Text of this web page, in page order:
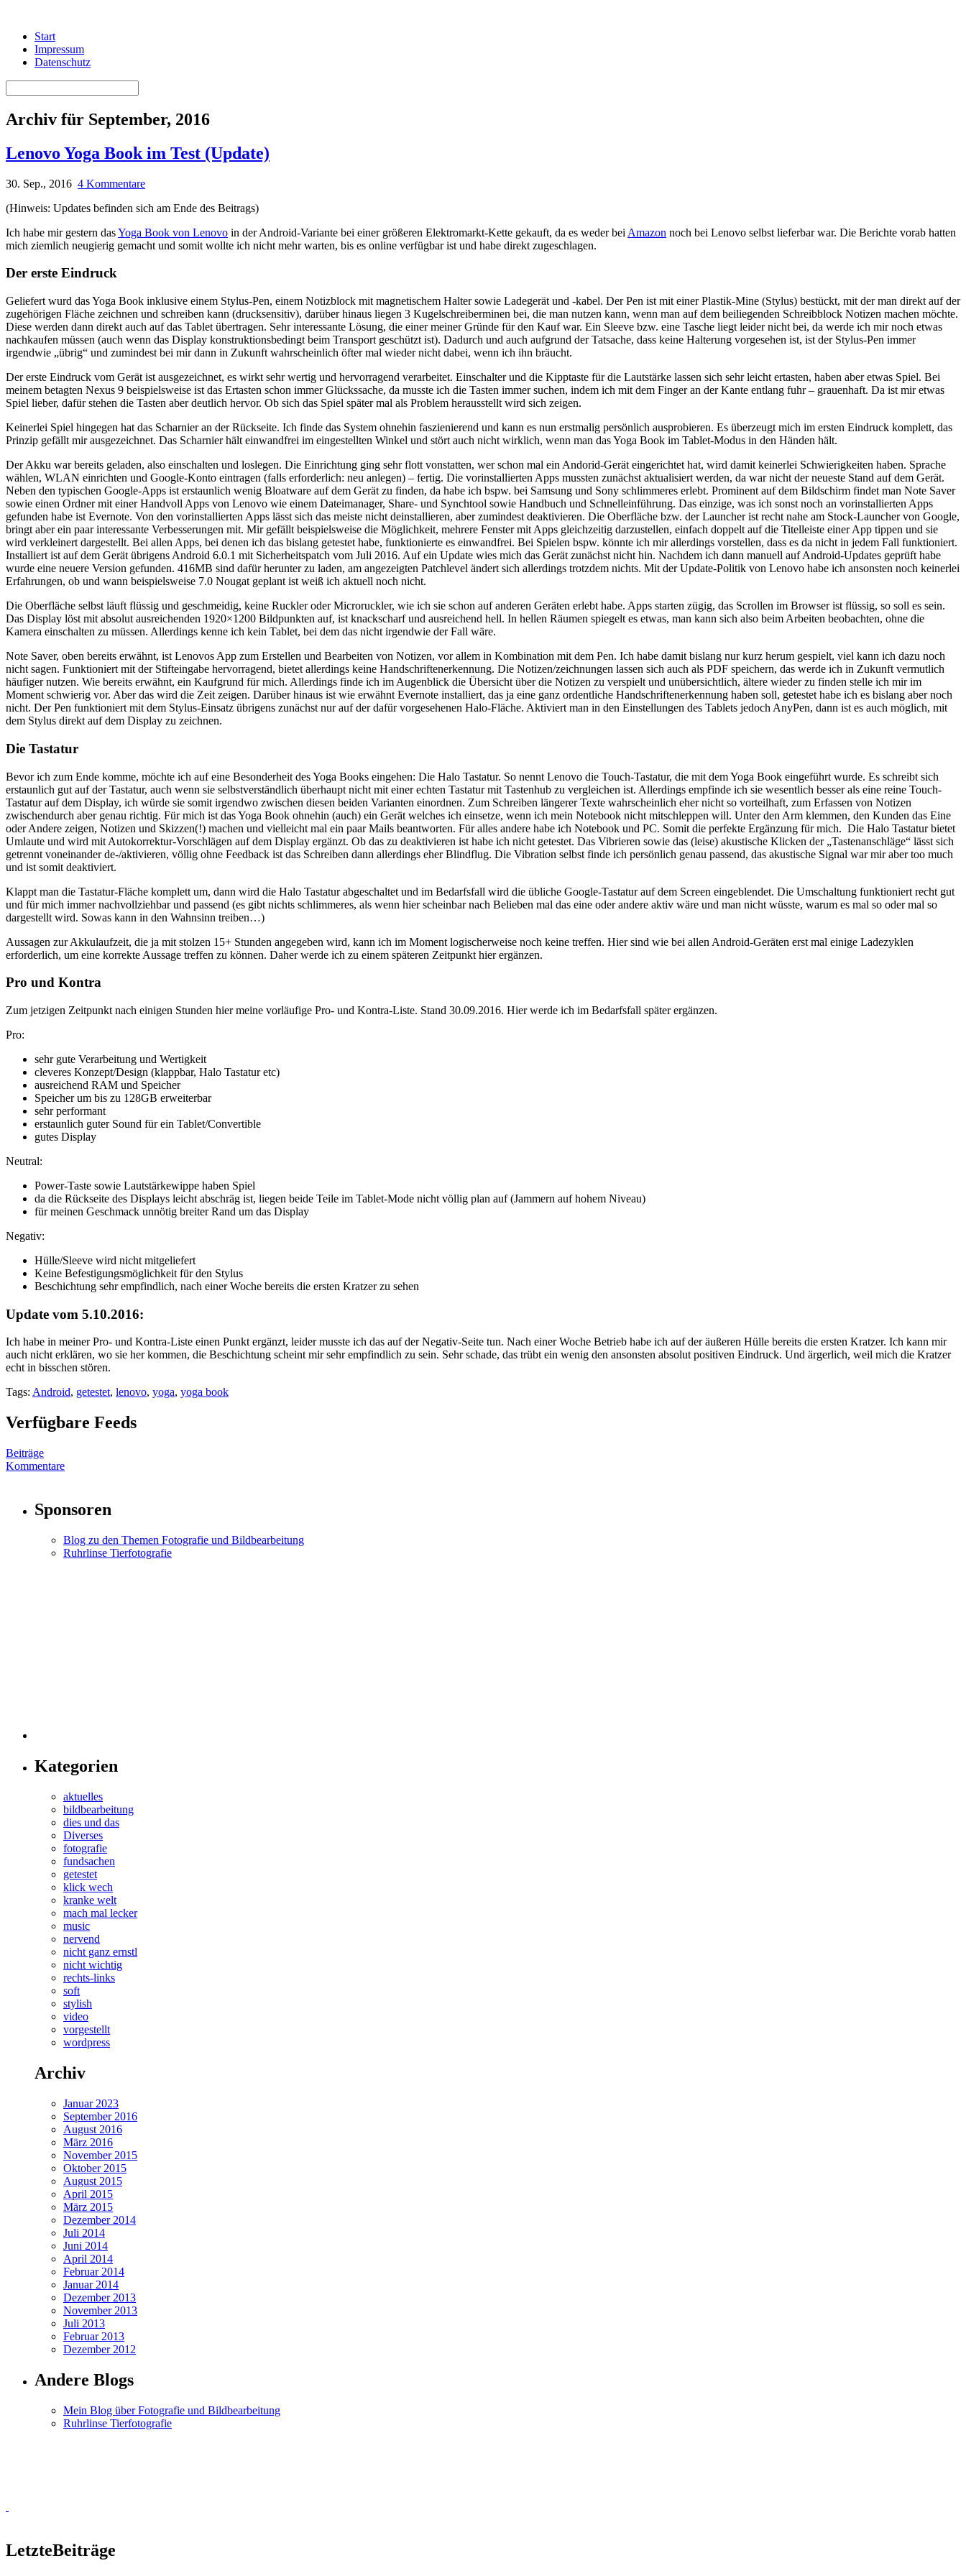
Start
Impressum
Datenschutz
Archiv für September, 2016
Lenovo Yoga Book im Test (Update)
30. Sep., 2016 4 Kommentare
(Hinweis: Updates befinden sich am Ende des Beitrags)
Ich habe mir gestern dasYoga Book von Lenovo in der Android-Variante bei einer größeren Elektromarkt-Kette gekauft, da es weder bei Amazon noch bei Lenovo selbst lieferbar war. Die Berichte vorab hatten
mich ziemlich neugierig gemacht und somit wollte ich nicht mehr warten, bis es online verfügbar ist und habe direkt zugeschlagen.
Der erste Eindruck
Geliefert wurd das Yoga Book inklusive einem Stylus-Pen, einem Notizblock mit magnetischem Halter sowie Ladegerät und -kabel. Der Pen ist mit einer Plastik-Mine (Stylus) bestückt, mit der man direkt auf der
zugehörigen Fläche zeichnen und schreiben kann (drucksensitiv), darüber hinaus liegen 3 Kugelschreiberminen bei, die man nutzen kann, wenn man auf dem beiliegenden Schreibblock Notizen machen möchte.
Diese werden dann direkt auch auf das Tablet übertragen. Sehr interessante Lösung, die einer meiner Gründe für den Kauf war. Ein Sleeve bzw. eine Tasche liegt leider nicht bei, da werde ich mir noch etwas
nachkaufen müssen (auch wenn das Display konstruktionsbedingt beim Transport geschützt ist). Dadurch und auch aufgrund der Tatsache, dass keine Halterung vorgesehen ist, ist der Stylus-Pen immer
irgendwie „übrig“ und zumindest bei mir dann in Zukunft wahrscheinlich öfter mal wieder nicht dabei, wenn ich ihn bräucht.
Der erste Eindruck vom Gerät ist ausgezeichnet, es wirkt sehr wertig und hervorragend verarbeitet. Einschalter und die Kipptaste für die Lautstärke lassen sich sehr leicht ertasten, haben aber etwas Spiel. Bei
meinem betagten Nexus 9 beispielsweise ist das Ertasten schon immer Glückssache, da musste ich die Tasten immer suchen, indem ich mit dem Finger an der Kante entlang fuhr – grauenhaft. Da ist mir etwas
Spiel lieber, dafür stehen die Tasten aber deutlich hervor. Ob sich das Spiel später mal als Problem herausstellt wird sich zeigen.
Keinerlei Spiel hingegen hat das Scharnier an der Rückseite. Ich finde das System ohnehin faszienierend und kann es nun erstmalig persönlich ausprobieren. Es überzeugt mich im ersten Eindruck komplett, das
Prinzip gefällt mir ausgezeichnet. Das Scharnier hält einwandfrei im eingestellten Winkel und stört auch nicht wirklich, wenn man das Yoga Book im Tablet-Modus in den Händen hält.
Der Akku war bereits geladen, also einschalten und loslegen. Die Einrichtung ging sehr flott vonstatten, wer schon mal ein Andorid-Gerät eingerichtet hat, wird damit keinerlei Schwierigkeiten haben. Sprache
wählen, WLAN einrichten und Google-Konto eintragen (falls erforderlich: neu anlegen) – fertig. Die vorinstallierten Apps mussten zunächst aktualisiert werden, da war nicht der neueste Stand auf dem Gerät.
Neben den typischen Google-Apps ist erstaunlich wenig Bloatware auf dem Gerät zu finden, da habe ich bspw. bei Samsung und Sony schlimmeres erlebt. Prominent auf dem Bildschirm findet man Note Saver
sowie einen Ordner mit einer Handvoll Apps von Lenovo wie einem Dateimanager, Share- und Synchtool sowie Handbuch und Schnelleinführung. Das einzige, was ich sonst noch an vorinstallierten Apps
gefunden habe ist Evernote. Von den vorinstallierten Apps lässt sich das meiste nicht deinstallieren, aber zumindest deaktivieren. Die Oberfläche bzw. der Launcher ist recht nahe am Stock-Launcher von Google,
bringt aber ein paar interessante Verbesserungen mit. Mir gefällt beispielsweise die Möglichkeit, mehrere Fenster mit Apps gleichzeitig darzustellen, einfach doppelt auf die Titelleiste einer App tippen und sie
wird verkleinert dargestellt. Bei allen Apps, bei denen ich das bislang getestet habe, funktionierte es einwandfrei. Bei Spielen bspw. könnte ich mir allerdings vorstellen, dass es da nicht in jedem Fall funktioniert.
Installiert ist auf dem Gerät übrigens Android 6.0.1 mit Sicherheitspatch vom Juli 2016. Auf ein Update wies mich das Gerät zunächst nicht hin. Nachdem ich dann manuell auf Android-Updates geprüft habe
wurde eine neuere Version gefunden. 416MB sind dafür herunter zu laden, am angezeigten Patchlevel ändert sich allerdings trotzdem nichts. Mit der Update-Politik von Lenovo habe ich ansonsten noch keinerlei
Erfahrungen, ob und wann beispielsweise 7.0 Nougat geplant ist weiß ich aktuell noch nicht.
Die Oberfläche selbst läuft flüssig und geschmeidig, keine Ruckler oder Microruckler, wie ich sie schon auf anderen Geräten erlebt habe. Apps starten zügig, das Scrollen im Browser ist flüssig, so soll es sein.
Das Display löst mit absolut ausreichenden 1920×1200 Bildpunkten auf, ist knackscharf und ausreichend hell. In hellen Räumen spiegelt es etwas, man kann sich also beim Arbeiten beobachten, ohne die
Kamera einschalten zu müssen. Allerdings kenne ich kein Tablet, bei dem das nicht irgendwie der Fall wäre.
Note Saver, oben bereits erwähnt, ist Lenovos App zum Erstellen und Bearbeiten von Notizen, vor allem in Kombination mit dem Pen. Ich habe damit bislang nur kurz herum gespielt, viel kann ich dazu noch
nicht sagen. Funktioniert mit der Stifteingabe hervorragend, bietet allerdings keine Handschriftenerkennung. Die Notizen/zeichnungen lassen sich auch als PDF speichern, das werde ich in Zukunft vermutlich
häufiger nutzen. Wie bereits erwähnt, ein Kaufgrund für mich. Allerdings finde ich im Augenblick die Übersicht über die Notizen zu verspielt und unübersichtlich, ältere wieder zu finden stelle ich mir im
Moment schwierig vor. Aber das wird die Zeit zeigen. Darüber hinaus ist wie erwähnt Evernote installiert, das ja eine ganz ordentliche Handschriftenerkennung haben soll, getestet habe ich es bislang aber noch
nicht. Der Pen funktioniert mit dem Stylus-Einsatz übrigens zunächst nur auf der dafür vorgesehenen Halo-Fläche. Aktiviert man in den Einstellungen des Tablets jedoch AnyPen, dann ist es auch möglich, mit
dem Stylus direkt auf dem Display zu zeichnen.
Die Tastatur
Bevor ich zum Ende komme, möchte ich auf eine Besonderheit des Yoga Books eingehen: Die Halo Tastatur. So nennt Lenovo die Touch-Tastatur, die mit dem Yoga Book eingeführt wurde. Es schreibt sich
erstaunlich gut auf der Tastatur, auch wenn sie selbstverständlich überhaupt nicht mit einer echten Tastatur mit Tastenhub zu vergleichen ist. Allerdings empfinde ich sie wesentlich besser als eine reine Touch-
Tastatur auf dem Display, ich würde sie somit irgendwo zwischen diesen beiden Varianten einordnen. Zum Schreiben längerer Texte wahrscheinlich eher nicht so vorteilhaft, zum Erfassen von Notizen
zwischendurch aber genau richtig. Für mich ist das Yoga Book ohnehin (auch) ein Gerät welches ich einsetze, wenn ich mein Notebook nicht mitschleppen will. Unter den Arm klemmen, den Kunden das Eine
oder Andere zeigen, Notizen und Skizzen(!) machen und vielleicht mal ein paar Mails beantworten. Für alles andere habe ich Notebook und PC. Somit die perfekte Ergänzung für mich. Die Halo Tastatur bietet
Umlaute und wird mit Autokorrektur-Vorschlägen auf dem Display ergänzt. Ob das zu deaktivieren ist habe ich nicht getestet. Das Vibrieren sowie das (leise) akustische Klicken der „Tastenanschläge“ lässt sich
getrennt voneinander de-/aktivieren, völlig ohne Feedback ist das Schreiben dann allerdings eher Blindflug. Die Vibration selbst finde ich persönlich genau passend, das akustische Signal war mir aber too much
und ist somit deaktiviert.
Klappt man die Tastatur-Fläche komplett um, dann wird die Halo Tastatur abgeschaltet und im Bedarfsfall wird die übliche Google-Tastatur auf dem Screen eingeblendet. Die Umschaltung funktioniert recht gut
und für mich immer nachvollziehbar und passend (es gibt nichts schlimmeres, als wenn hier scheinbar nach Belieben mal das eine oder andere aktiv wäre und man nicht wüsste, warum es mal so oder mal so
dargestellt wird. Sowas kann in den Wahnsinn treiben…)
Aussagen zur Akkulaufzeit, die ja mit stolzen 15+ Stunden angegeben wird, kann ich im Moment logischerweise noch keine treffen. Hier sind wie bei allen Android-Geräten erst mal einige Ladezyklen
erforderlich, um eine korrekte Aussage treffen zu können. Daher werde ich zu einem späteren Zeitpunkt hier ergänzen.
Pro und Kontra
Zum jetzigen Zeitpunkt nach einigen Stunden hier meine vorläufige Pro- und Kontra-Liste. Stand 30.09.2016. Hier werde ich im Bedarfsfall später ergänzen.
Pro:
sehr gute Verarbeitung und Wertigkeit
cleveres Konzept/Design (klappbar, Halo Tastatur etc)
ausreichend RAM und Speicher
Speicher um bis zu 128GB erweiterbar
sehr performant
erstaunlich guter Sound für ein Tablet/Convertible
gutes Display
Neutral:
Power-Taste sowie Lautstärkewippe haben Spiel
da die Rückseite des Displays leicht abschräg ist, liegen beide Teile im Tablet-Mode nicht völlig plan auf (Jammern auf hohem Niveau)
für meinen Geschmack unnötig breiter Rand um das Display
Negativ:
Hülle/Sleeve wird nicht mitgeliefert
Keine Befestigungsmöglichkeit für den Stylus
Beschichtung sehr empfindlich, nach einer Woche bereits die ersten Kratzer zu sehen
Update vom 5.10.2016:
Ich habe in meiner Pro- und Kontra-Liste einen Punkt ergänzt, leider musste ich das auf der Negativ-Seite tun. Nach einer Woche Betrieb habe ich auf der äußeren Hülle bereits die ersten Kratzer. Ich kann mir
auch nicht erklären, wo sie her kommen, die Beschichtung scheint mir sehr empfindlich zu sein. Sehr schade, das trübt ein wenig den ansonsten absolut positiven Eindruck. Und ärgerlich, weil mich die Kratzer
echt in bisschen stören.
Tags: Android, getestet, lenovo, yoga, yoga book
Verfügbare Feeds
Beiträge
Kommentare
Sponsoren
Blog zu den Themen Fotografie und Bildbearbeitung
Ruhrlinse Tierfotografie
Kategorien
aktuelles
bildbearbeitung
dies und das
Diverses
fotografie
fundsachen
getestet
klick wech
kranke welt
mach mal lecker
music
nervend
nicht ganz ernstl
nicht wichtig
rechts-links
soft
stylish
video
vorgestellt
wordpress
Archiv
Januar 2023
September 2016
August 2016
März 2016
November 2015
Oktober 2015
August 2015
April 2015
März 2015
Dezember 2014
Juli 2014
Juni 2014
April 2014
Februar 2014
Januar 2014
Dezember 2013
November 2013
Juli 2013
Februar 2013
Dezember 2012
Andere Blogs
Mein Blog über Fotografie und Bildbearbeitung
Ruhrlinse Tierfotografie
LetzteBeiträge